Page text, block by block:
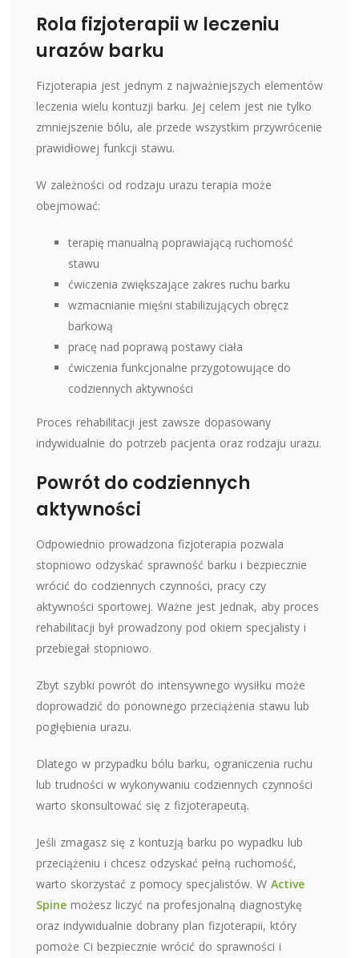
Rola fizjoterapii w leczeniu
urazów barku
Fizjoterapia jest jednym z najważniejszych elementów
leczenia wielu kontuzji barku. Jej celem jest nie tylko
zmniejszenie bólu, ale przede wszystkim przywrócenie
prawidłowej funkcji stawu.
W zależności od rodzaju urazu terapia może
obejmować:
terapię manualną poprawiającą ruchomość
stawu
ćwiczenia zwiększające zakres ruchu barku
wzmacnianie mięśni stabilizujących obręcz
barkową
pracę nad poprawą postawy ciała
ćwiczenia funkcjonalne przygotowujące do
codziennych aktywności
Proces rehabilitacji jest zawsze dopasowany
indywidualnie do potrzeb pacjenta oraz rodzaju urazu.
Powrót do codziennych
aktywności
Odpowiednio prowadzona fizjoterapia pozwala
stopniowo odzyskać sprawność barku i bezpiecznie
wrócić do codziennych czynności, pracy czy
aktywności sportowej. Ważne jest jednak, aby proces
rehabilitacji był prowadzony pod okiem specjalisty i
przebiegał stopniowo.
Zbyt szybki powrót do intensywnego wysiłku może
doprowadzić do ponownego przeciążenia stawu lub
pogłębienia urazu.
Dlatego w przypadku bólu barku, ograniczenia ruchu
lub trudności w wykonywaniu codziennych czynności
warto skonsultować się z fizjoterapeutą.
Jeśli zmagasz się z kontuzją barku po wypadku lub
przeciążeniu i chcesz odzyskać pełną ruchomość,
warto skorzystać z pomocy specjalistów. W Active
Spine możesz liczyć na profesjonalną diagnostykę
oraz indywidualnie dobrany plan fizjoterapii, który
pomoże Ci bezpiecznie wrócić do sprawności i